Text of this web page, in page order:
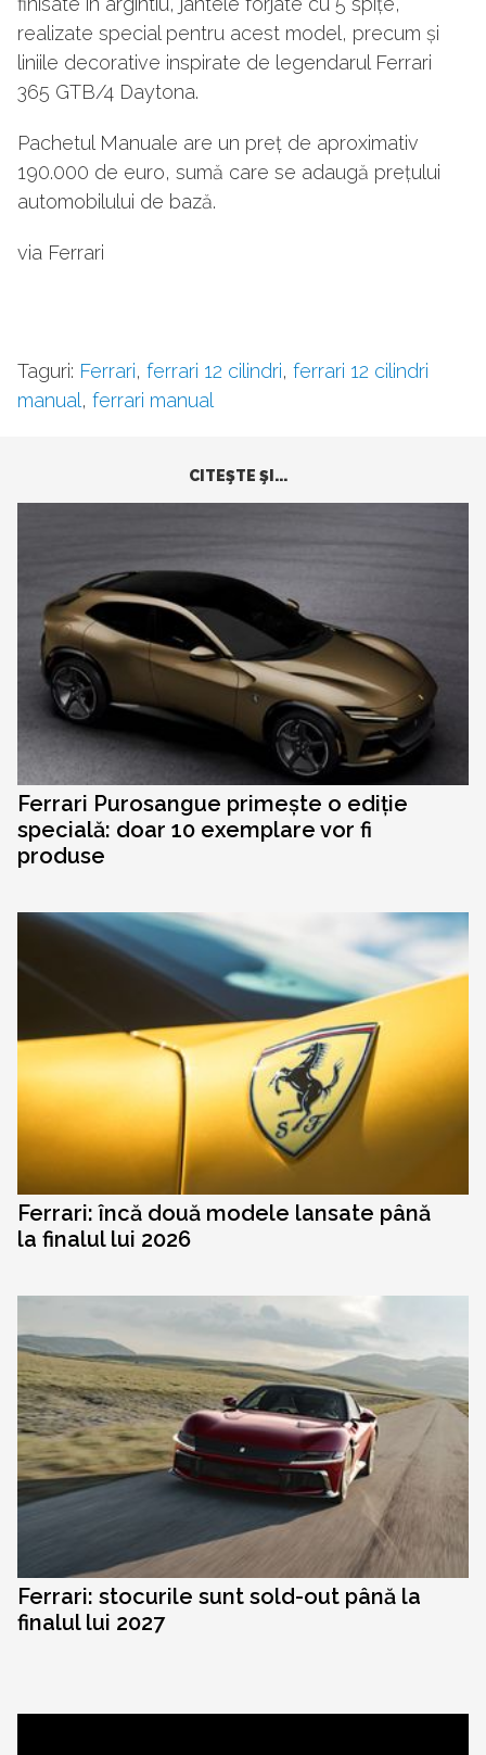
realizate special pentru acest model, precum și
liniile decorative inspirate de legendarul Ferrari
365 GTB/4 Daytona.
Pachetul Manuale are un preț de aproximativ
190.000 de euro, sumă care se adaugă prețului
automobilului de bază.
via Ferrari
Taguri: Ferrari, ferrari 12 cilindri, ferrari 12 cilindri
manual , ferrari manual
CITEŞTE ŞI...
Ferrari Purosangue primește o ediție
specială: doar 10 exemplare vor fi
produse
Ferrari: încă două modele lansate până
la finalul lui 2026
Ferrari: stocurile sunt sold-out până la
finalul lui 2027